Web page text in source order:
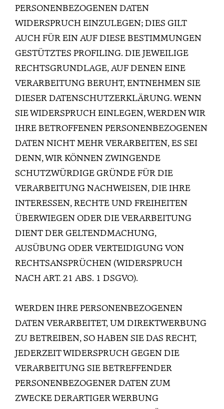
PERSONENBEZOGENEN DATEN
WIDERSPRUCH EINZULEGEN; DIES GILT
AUCH FÜR EIN AUF DIESE BESTIMMUNGEN
GESTÜTZTES PROFILING. DIE JEWEILIGE
RECHTSGRUNDLAGE, AUF DENEN EINE
VERARBEITUNG BERUHT, ENTNEHMEN SIE
DIESER DATENSCHUTZERKLÄRUNG. WENN
SIE WIDERSPRUCH EINLEGEN, WERDEN WIR
IHRE BETROFFENEN PERSONENBEZOGENEN
DATEN NICHT MEHR VERARBEITEN, ES SEI
DENN, WIR KÖNNEN ZWINGENDE
SCHUTZWÜRDIGE GRÜNDE FÜR DIE
VERARBEITUNG NACHWEISEN, DIE IHRE
INTERESSEN, RECHTE UND FREIHEITEN
ÜBERWIEGEN ODER DIE VERARBEITUNG
DIENT DER GELTENDMACHUNG,
AUSÜBUNG ODER VERTEIDIGUNG VON
RECHTSANSPRÜCHEN (WIDERSPRUCH
NACH ART. 21 ABS. 1 DSGVO).
WERDEN IHRE PERSONENBEZOGENEN
DATEN VERARBEITET, UM DIREKTWERBUNG
ZU BETREIBEN, SO HABEN SIE DAS RECHT,
JEDERZEIT WIDERSPRUCH GEGEN DIE
VERARBEITUNG SIE BETREFFENDER
PERSONENBEZOGENER DATEN ZUM
ZWECKE DERARTIGER WERBUNG